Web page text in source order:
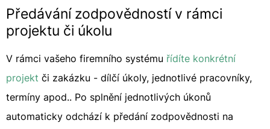
Předávání zodpovědností v rámci
projektu či úkolu
V rámci vašeho firemního systému řídíte konkrétní
projekt či zakázku - dílčí úkoly, jednotlivé pracovníky,
termíny apod.. Po splnění jednotlivých úkonů
automaticky odchází k předání zodpovědnosti na